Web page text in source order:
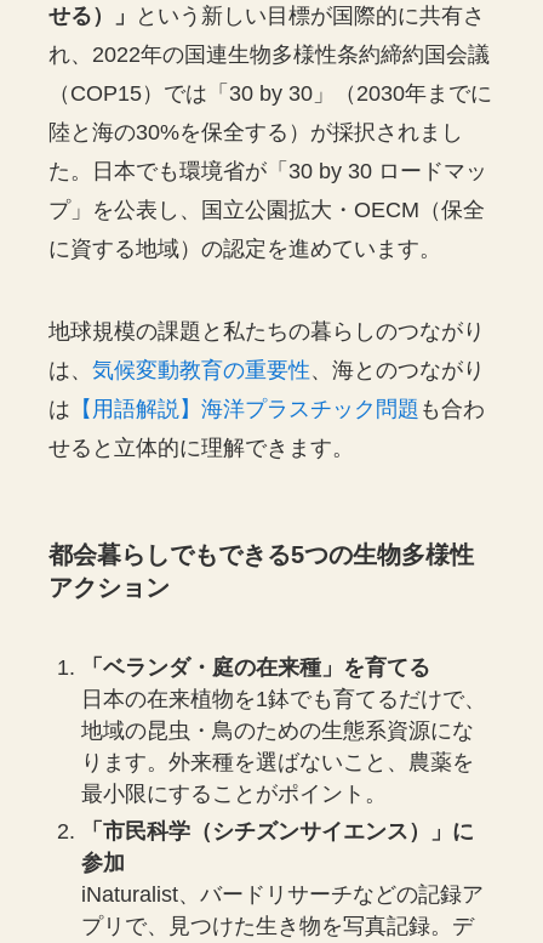
せる）」
という新しい目標が国際的に共有さ
れ、2022年の国連生物多様性条約締約国会議
（COP15）では「30 by 30」（2030年までに
陸と海の30%を保全する）が採択されまし
た。日本でも環境省が「30 by 30 ロードマッ
プ」を公表し、国立公園拡大・OECM（保全
に資する地域）の認定を進めています。
地球規模の課題と私たちの暮らしのつながり
は、気候変動教育の重要性、海とのつながり
は 【用語解説】海洋プラスチック問題 も合わ
せると立体的に理解できます。
都会暮らしでもできる5つの生物多様性
アクション
「ベランダ・庭の在来種」を育てる
日本の在来植物を1鉢でも育てるだけで、
地域の昆虫・鳥のための生態系資源にな
ります。外来種を選ばないこと、農薬を
最小限にすることがポイント。
「市民科学（シチズンサイエンス）」に
参加
iNaturalist、バードリサーチなどの記録ア
プリで、見つけた生き物を写真記録。デ